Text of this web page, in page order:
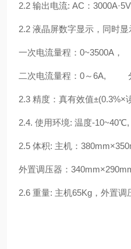
2.2 输出电流: AC：
2.2 液晶屏数字显示，同时
一次电流量程：0~3500A，
二次电流量程：0～6A, 分
2.3 精度：真有效值±(0.3%×
2.4. 使用环境: 温度-10~40℃,
2.5 体积: 主机：
外置调压器：
2.6 重量: 主机65Kg，外置调